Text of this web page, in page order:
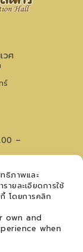
ธิภาพและ
ายละเอียดการใช้
โดยการคลิก
own and
when
วศ
ร์
–